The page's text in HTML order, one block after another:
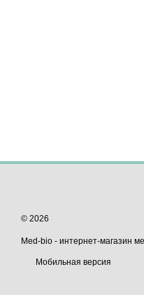
© 2026
Med-bio - интернет-магазин
Мобильная версия